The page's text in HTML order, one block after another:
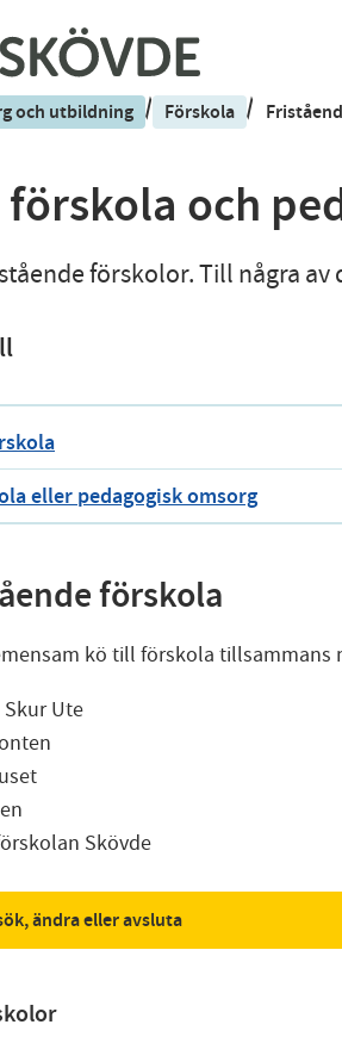
och utbildning / Förskola /
förskola och
förskolor. Till några
eller pedagogisk omsorg
förskola
kö till förskola
Ute
Skövde
ändra eller avsluta